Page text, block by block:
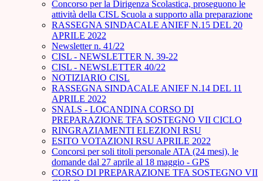
Concorso per la Dirigenza Scolastica, proseguono le
attività della CISL Scuola a supporto alla preparazione
RASSEGNA SINDACALE ANIEF N.15 DEL 20
APRILE 2022
Newsletter n. 41/22
CISL - NEWSLETTER N. 39-22
CISL - NEWSLETTER 40/22
NOTIZIARIO CISL
RASSEGNA SINDACALE ANIEF N.14 DEL 11
APRILE 2022
SNALS - LOCANDINA CORSO DI
PREPARAZIONE TFA SOSTEGNO VII CICLO
RINGRAZIAMENTI ELEZIONI RSU
ESITO VOTAZIONI RSU APRILE 2022
Concorsi per soli titoli personale ATA (24 mesi), le
domande dal 27 aprile al 18 maggio - GPS
CORSO DI PREPARAZIONE TFA SOSTEGNO VII